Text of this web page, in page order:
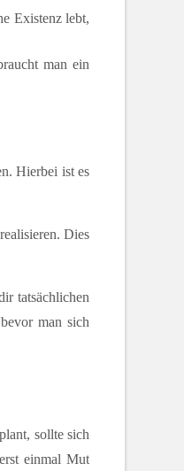
Existenz lebt,
man ein
Hierbei ist es
Dies
tatsächlichen
man sich
sollte sich
einmal Mut